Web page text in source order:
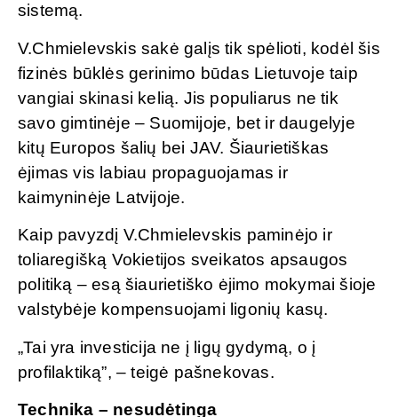
sistemą.
V.Chmielevskis sakė galįs tik spėlioti, kodėl šis
fizinės būklės gerinimo būdas Lietuvoje taip
vangiai skinasi kelią. Jis populiarus ne tik
savo gimtinėje – Suomijoje, bet ir daugelyje
kitų Europos šalių bei JAV. Šiaurietiškas
ėjimas vis labiau propaguojamas ir
kaimyninėje Latvijoje.
Kaip pavyzdį V.Chmielevskis paminėjo ir
toliaregišką Vokietijos sveikatos apsaugos
politiką – esą šiaurietiško ėjimo mokymai šioje
valstybėje kompensuojami ligonių kasų.
„Tai yra investicija ne į ligų gydymą, o į
profilaktiką”, – teigė pašnekovas.
Technika – nesudėtinga